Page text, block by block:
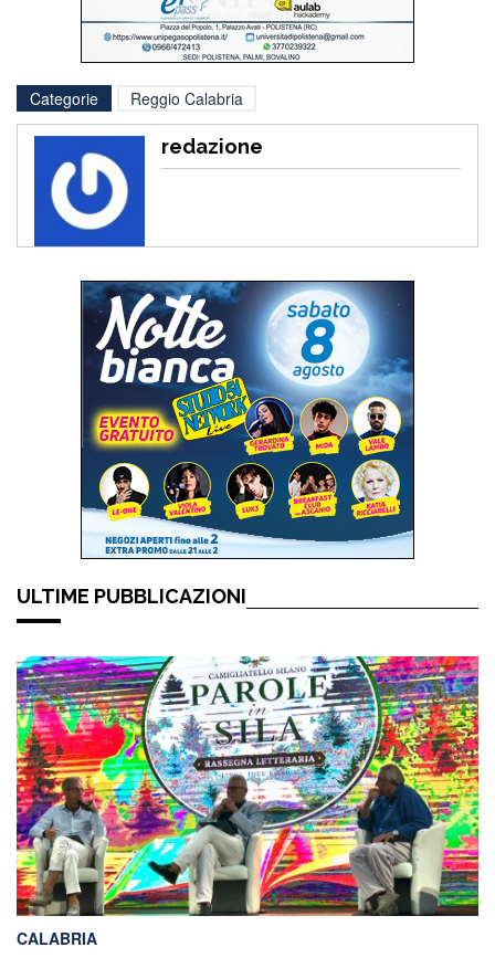
Categorie Reggio Calabria
redazione
ULTIME PUBBLICAZIONI
CALABRIA